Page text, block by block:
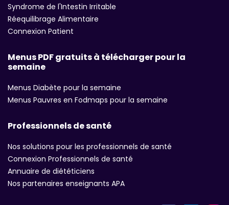
Syndrome de l'Intestin Irritable
Réequilibrage Alimentaire
Connexion Patient
Menus PDF gratuits à télécharger pour la
semaine
Menus Diabète pour la semaine
Menus Pauvres en Fodmaps pour la semaine
Professionnels de santé
Nos solutions pour les professionnels de santé
Connexion Professionnels de santé
Annuaire de diététiciens
Nos partenaires enseignants APA